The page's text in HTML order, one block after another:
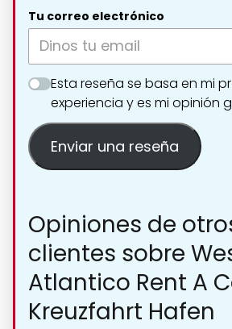
Tu correo electrónico
Esta reseña se basa en mi
experiencia y es mi opinión
Enviar una reseña
Opiniones de
clientes sobre
Atlantico Rent A
Kreuzfahrt Hafen